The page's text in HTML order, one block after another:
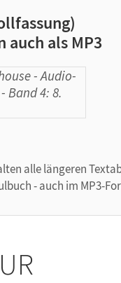
auch als MP3
alle längeren
- auch im MP3-